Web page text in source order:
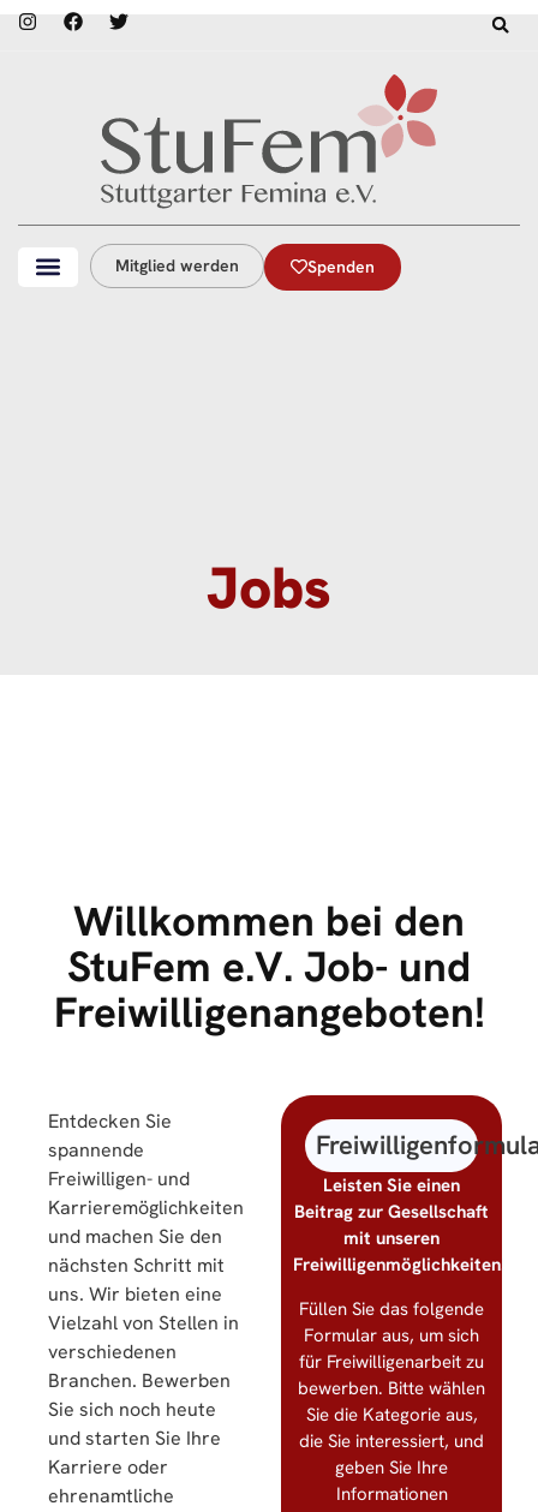
Mitglied werden Spenden
Jobs
Willkommen bei den
StuFem e.V. Job- und
Freiwilligenangeboten!
Entdecken Sie
spannende
Freiwilligen- und
Karrieremöglichkeiten
und machen Sie den
nächsten Schritt mit
uns. Wir bieten eine
Vielzahl von Stellen in
verschiedenen
Branchen. Bewerben
Sie sich noch heute
und starten Sie Ihre
Karriere oder
ehrenamtliche
Leisten Sie einen
Beitrag zur Gesellschaft
mit unseren
Freiwilligenmöglichkeiten!
Füllen Sie das folgende
Formular aus, um sich
für Freiwilligenarbeit zu
bewerben. Bitte wählen
Sie die Kategorie aus,
die Sie interessiert, und
geben Sie Ihre
Informationen